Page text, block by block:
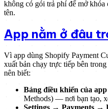
không có gói trả phí để mở khóa
tên.
App nằm ở đâu
Vì app dùng Shopify Payment
xuất bản chạy trực tiếp bên
nên biết:
Bảng điều khiển của app
Methods) — nơi bạn tạo,